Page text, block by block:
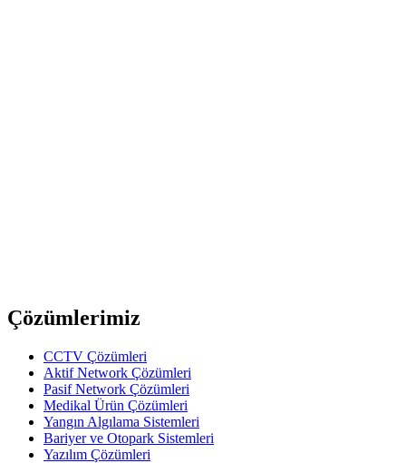
Çözümlerimiz
CCTV Çözümleri
Aktif Network Çözümleri
Pasif Network Çözümleri
Medikal Ürün Çözümleri
Yangın Algılama Sistemleri
Bariyer ve Otopark Sistemleri
Yazılım Çözümleri